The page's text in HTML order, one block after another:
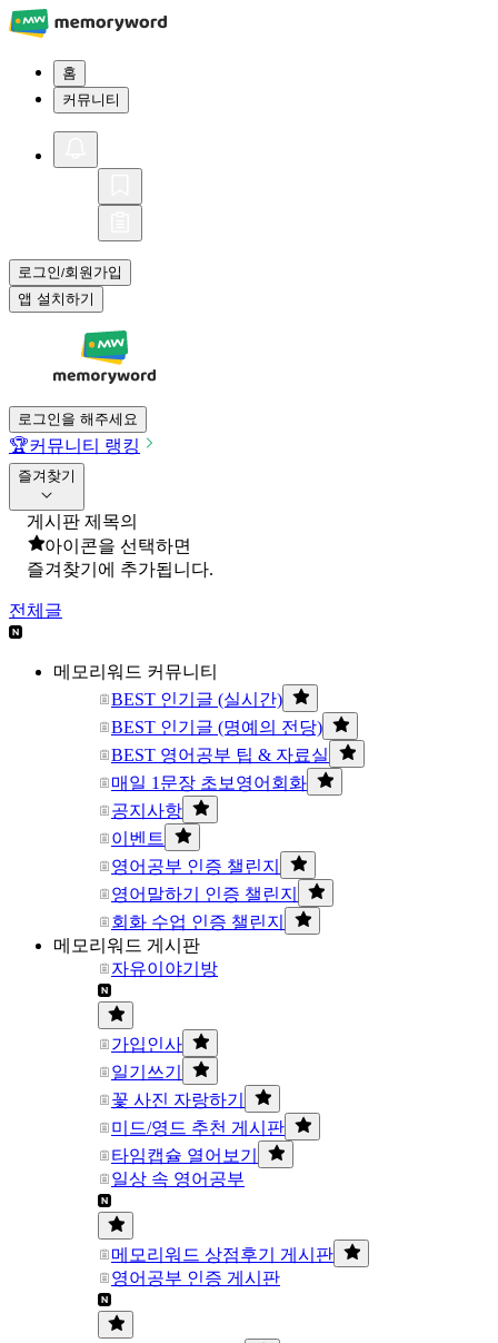
홈
커뮤니티
로그인/회원가입
앱 설치하기
로그인을 해주세요
🏆커뮤니티 랭킹
즐겨찾기
게시판 제목의
아이콘을 선택하면
즐겨찾기에 추가됩니다.
전체글
메모리워드 커뮤니티
BEST 인기글 (실시간)
BEST 인기글 (명예의 전당)
BEST 영어공부 팁 & 자료실
매일 1문장 초보영어회화
공지사항
이벤트
영어공부 인증 챌린지
영어말하기 인증 챌린지
회화 수업 인증 챌린지
메모리워드 게시판
자유이야기방
가입인사
일기쓰기
꽃 사진 자랑하기
미드/영드 추천 게시판
타임캡슐 열어보기
일상 속 영어공부
메모리워드 상점후기 게시판
영어공부 인증 게시판